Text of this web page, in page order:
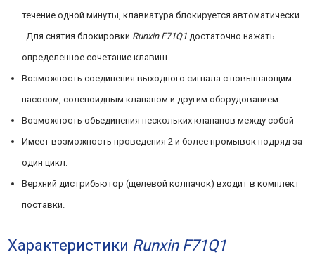
течение одной минуты, клавиатура блокируется автоматически.
Для снятия блокировки Runxin F71Q1 достаточно нажать
определенное сочетание клавиш.
Возможность соединения выходного сигнала с повышающим
насосом, соленоидным клапаном и другим оборудованием
Возможность объединения нескольких клапанов между собой
Имеет возможность проведения 2 и более промывок подряд за
один цикл.
Верхний дистрибьютор (щелевой колпачок)входит в комплект
поставки
Характеристики Runxin F71Q1